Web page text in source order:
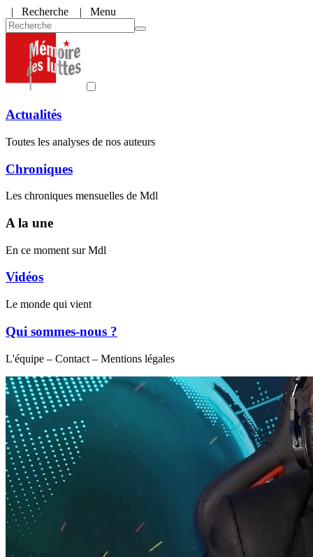
| Recherche | Menu
Actualités
Toutes les analyses de nos auteurs
Chroniques
Les chroniques mensuelles de Mdl
A la une
En ce moment sur Mdl
Vidéos
Le monde qui vient
Qui sommes-nous ?
L'équipe – Contact – Mentions légales